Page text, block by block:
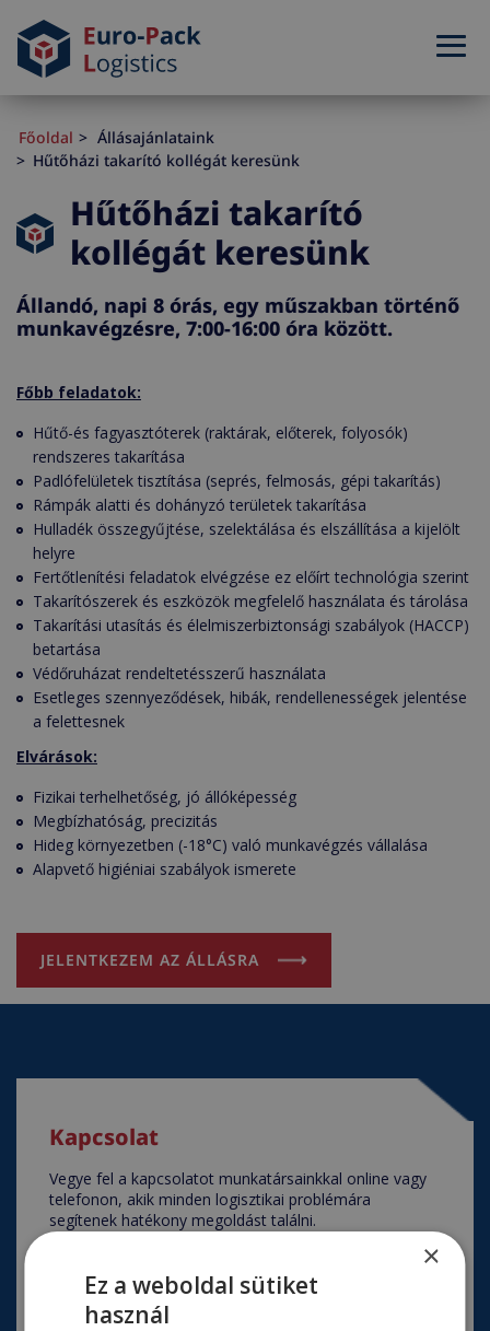
Kapcsolat
Vegye fel a kapcsolatot munkatársainkkal online vagy
telefonon, akik minden logisztikai problémára
segítenek hatékony megoldást találni.
Főoldal
Állásajánlataink
Hűtőházi takarító kollégát keresünk
Hűtőházi takarító
kollégát keresünk
Állandó, napi 8 órás, egy műszakban történő
munkavégzésre, 7:00-16:00 óra között.
Főbb feladatok:
Hűtő-és fagyasztóterek (raktárak, előterek, folyosók)
rendszeres takarítása
Padlófelületek tisztítása (seprés, felmosás, gépi takarítás)
Rámpák alatti és dohányzó területek takarítása
Hulladék összegyűjtése, szelektálása és elszállítása a kijelölt
helyre
Fertőtlenítési feladatok elvégzése ez előírt technológia szerint
Takarítószerek és eszközök megfelelő használata és tárolása
Takarítási utasítás és élelmiszerbiztonsági szabályok (HACCP)
betartása
Védőruházat rendeltetésszerű használata
Esetleges szennyeződések, hibák, rendellenességek jelentése
a felettesnek
Elvárások:
Fizikai terhelhetőség, jó állóképesség
Megbízhatóság, precizitás
Hideg környezetben (-18°C) való munkavégzés vállalása
Alapvető higiéniai szabályok ismerete
JELENTKEZEM AZ ÁLLÁSRA
×
Ez a weboldal sütiket
használ